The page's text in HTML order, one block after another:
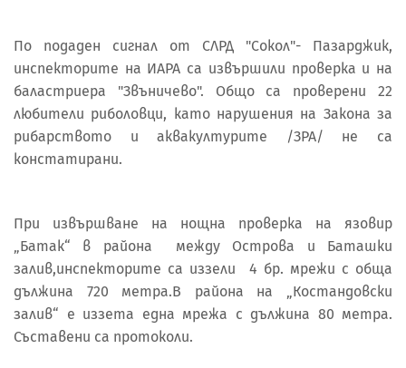
По подаден сигнал от СЛРД "Сокол"- Пазарджик,
инспекторите на ИАРА са извършили проверка и на
баластриера "Звъничево". Общо са проверени 22
любители риболовци, като нарушения на Закона за
рибарството и аквакултурите /ЗРА/ не са
констатирани.
При извършване на нощна проверка на язовир
„Батак“ в района между Острова и Баташки
залив,инспекторите са иззели 4 бр. мрежи с обща
дължина 720 метра.В района на „Костандовски
залив“ е иззета една мрежа с дължина 80 метра.
Съставени са протоколи.